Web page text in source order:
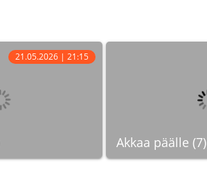
21.05.2026 | 21:15
Akkaa päälle (7)